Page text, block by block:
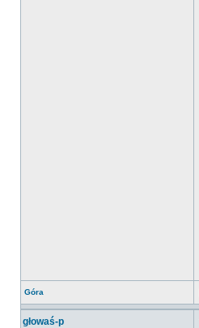
Góra
głowaś-p